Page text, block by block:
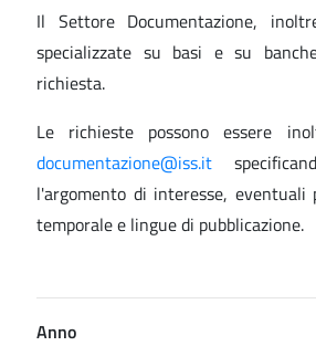
Il Settore Documentazione,
specializzate su basi e su
richiesta.
Le richieste possono essere
documentazione@iss.it
l'argomento di interesse, eventuali
temporale e lingue di pubblicazione.
Anno